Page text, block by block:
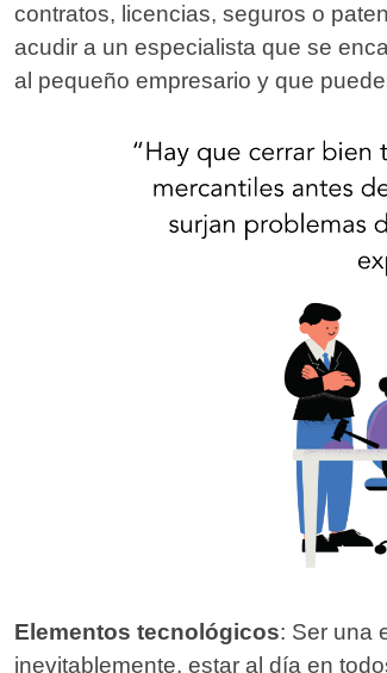
contratos, licencias, seguros o
acudir a un especialista que se
al pequeño empresario y que
Elementos tecnológicos: Ser una
inevitablemente, estar al día en